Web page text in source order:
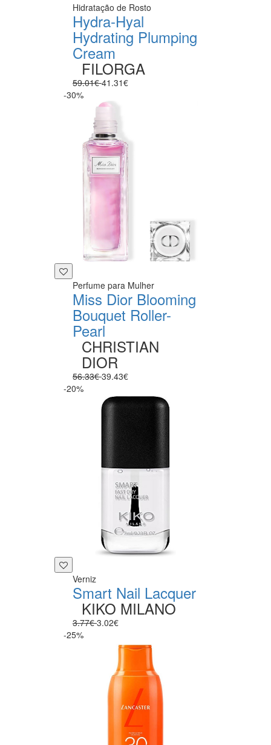
Hidratação de Rosto
Hydra-Hyal
Hydrating Plumping
Cream
FILORGA
59.01€41.31€
-30%
Perfume para Mulher
Miss Dior Blooming
Bouquet Roller-
Pearl
CHRISTIAN
DIOR
56.33€39.43€
-20%
Verniz
Smart Nail Lacquer
KIKO MILANO
3.77€3.02€
-25%